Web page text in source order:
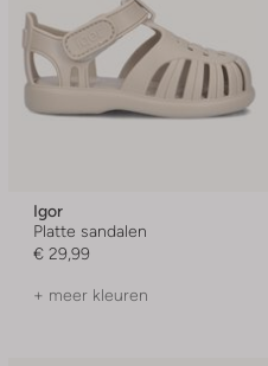
Igor
Platte sandalen
€ 29,99
+ meer kleuren